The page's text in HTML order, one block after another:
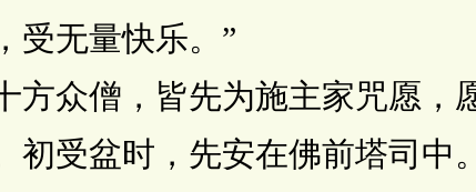
受无量快乐。”
众僧，皆先为施主家咒愿，
初受盆时，先安在佛前塔司中